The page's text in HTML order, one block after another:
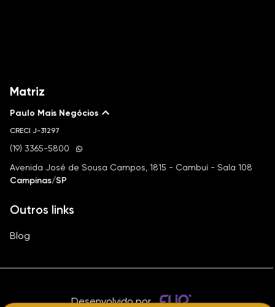
Matriz
Paulo Mais Negócios
CRECI J-31297
(19) 3365-5800
Avenida José de Sousa Campos, 1815 - Cambuí - Sala 108
Campinas/SP
Outros links
Blog
Desenvolvido por